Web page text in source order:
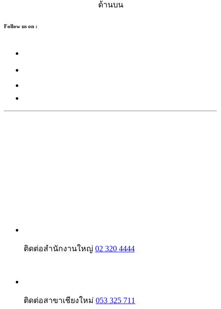
ด้านบน
Follow us on :
ติดต่อสำนักงานใหญ่ 02 320 4444
ติดต่อสาขาเชียงใหม่ 053 325 711